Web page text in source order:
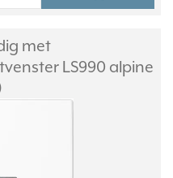
met
LS990 alpine